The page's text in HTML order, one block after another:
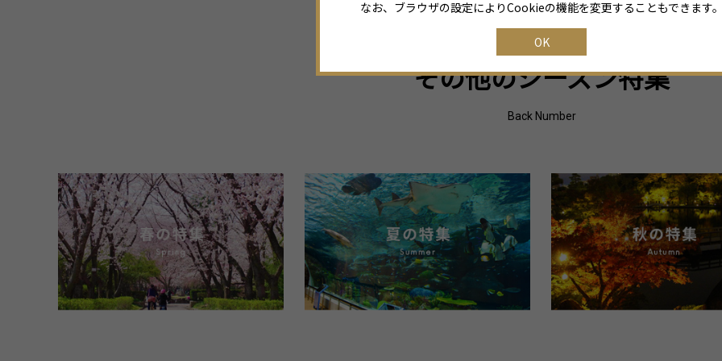
その他のシーズン特集
Back Number
なお、ブラウザの設定によりCookieの機能を変更することもできます
OK